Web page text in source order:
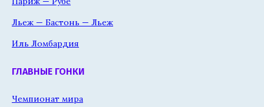
Льеж — Бастонь — Льеж
Иль Ломбардия
ГЛАВНЫЕ ГОНКИ
Чемпионат мира